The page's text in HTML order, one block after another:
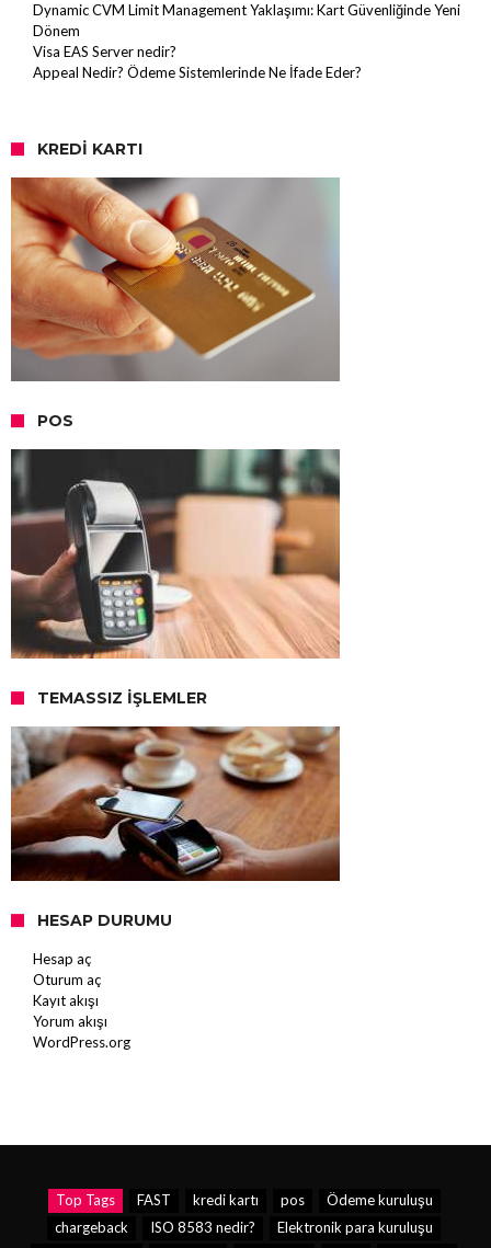
Dynamic CVM Limit Management Yaklaşımı: Kart Güvenliğinde Yeni
Dönem
Visa EAS Server nedir?
Appeal Nedir? Ödeme Sistemlerinde Ne İfade Eder?
KREDI KARTI
POS
TEMASSIZ İŞLEMLER
HESAP DURUMU
Hesap aç
Oturum aç
Kayıt akışı
Yorum akışı
WordPress.org
Top Tags FAST kredi kartı pos
Ödeme kuruluşu
chargeback
ISO 8583 nedir?
Elektronik para kuruluşu